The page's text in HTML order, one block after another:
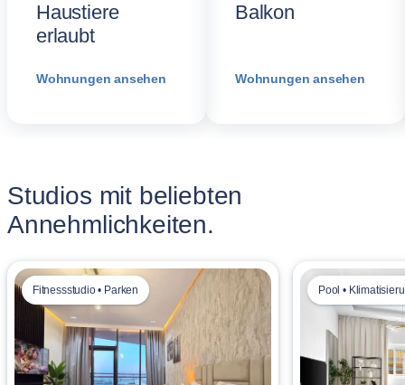
Haustiere
erlaubt
Wohnungen ansehen
Balkon
Wohnungen ansehen
Studios mit beliebten
Annehmlichkeiten.
Fitnessstudio • Parken Pool •